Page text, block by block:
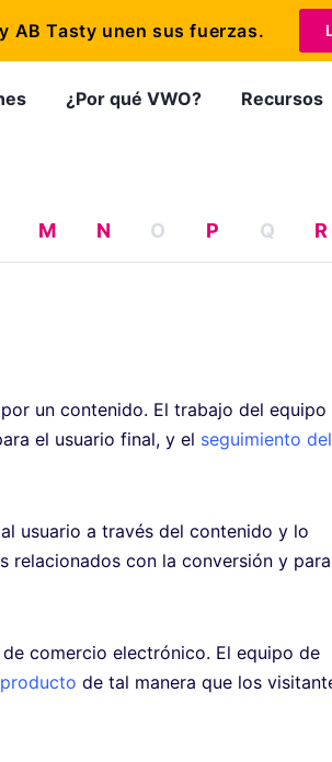
¿Por qué VWO? Recursos
M N O P Q R
un contenido. El trabajo del equipo
el usuario final, y el seguimiento del
usuario a través del contenido y lo
relacionados con la conversión y para
comercio electrónico. El equipo de
de tal manera que los
AB Tasty unen sus fuerzas.